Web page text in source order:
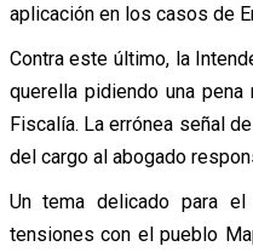
aplicación en los casos de
Contra este último, la
querella pidiendo una
Fiscalía. La errónea señal
del cargo al abogado
Un tema delicado para
tensiones con el pueblo